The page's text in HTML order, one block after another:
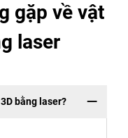
gặp về vật
laser
bằng laser?